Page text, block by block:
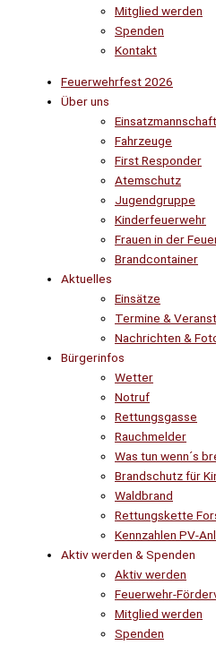
Mitglied werden
Spenden
Kontakt
Feuerwehrfest 2026
Über uns
Einsatzmannschaft
Fahrzeuge
First Responder
Atemschutz
Jugendgruppe
Kinderfeuerwehr
Frauen in der
Brandcontainer
Aktuelles
Einsätze
Termine &
Nachrichten &
Bürgerinfos
Wetter
Notruf
Rettungsgasse
Rauchmelder
Was tun wenn´s
Brandschutz für
Waldbrand
Rettungskette
Kennzahlen PV-
Aktiv werden & Spenden
Aktiv werden
Feuerwehr-
Mitglied werden
Spenden